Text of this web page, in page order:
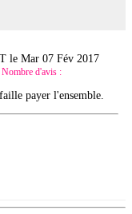
leMar 07 Fév 2017
d'avis :
payer l'ensemble.